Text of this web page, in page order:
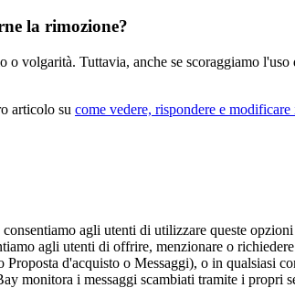
la rimozione?
volgarità. Tuttavia, anche se scoraggiamo
articolo su come vedere, rispondere e
agli utenti di utilizzare queste
agli utenti di offrire, menzionare o
d'acquisto o Messaggi), o in qualsiasi
monitora i messaggi scambiati tramite i propri